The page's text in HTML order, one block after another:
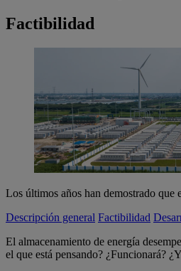
Factibilidad
Los últimos años han demostrado que
Descripción general Factibilidad
El almacenamiento de energía
el que está pensando? ¿Funcionará?